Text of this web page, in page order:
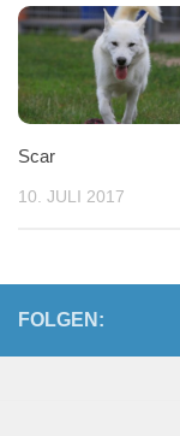
Scar
10. JULI 2017
FOLGEN: